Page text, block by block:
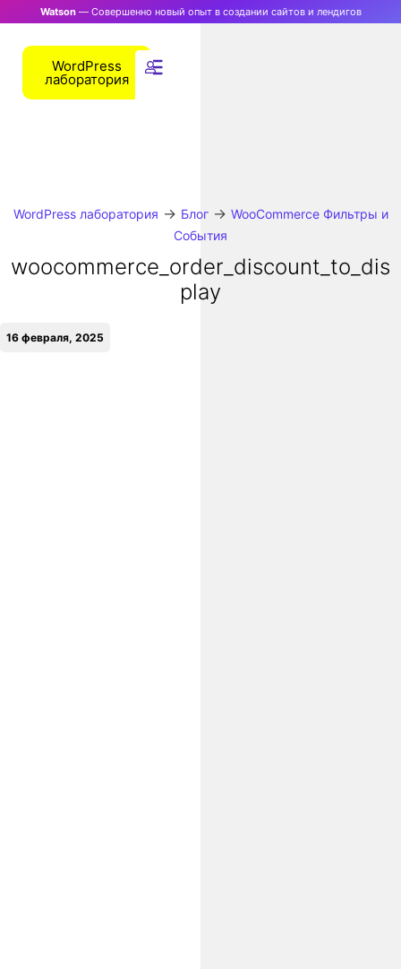
Watson— Совершенно новый опыт в создании сайтов и лендигов
WordPress
лаборатория
WordPress лаборатория → Блог→ WooCommerce Фильтры и
События
woocommerce_order_discount_to_dis
play
16 февраля, 2025